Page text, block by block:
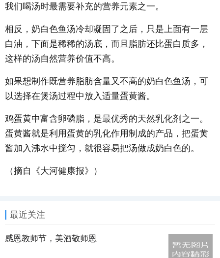
我们喝汤时最需要补充的营养元素之一。
相反，奶白色鱼汤冷却凝固了之后，只是上面有一层
白油，下面是稀稀的汤底，而且脂肪还比蛋白质多，
这样的汤自然营养价值不高。
如果想制作既营养脂肪含量又不高的奶白色鱼汤，可
以选择在煲汤过程中放入适量蛋黄酱。
鸡蛋黄中富含卵磷脂，是最优秀的天然乳化剂之一。
蛋黄酱就是利用蛋黄的乳化作用制成的产品，把蛋黄
酱加入沸水中搅匀，就很容易把汤做成奶白色的。
（摘自《大河健康报》）
最近关注
感恩教师节，美酒敬师恩